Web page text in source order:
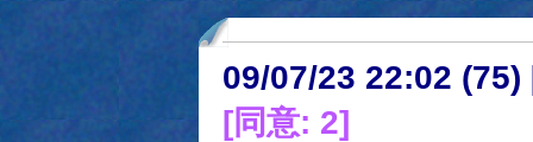
09/07/23 22:02 (75)
[同意: 2]